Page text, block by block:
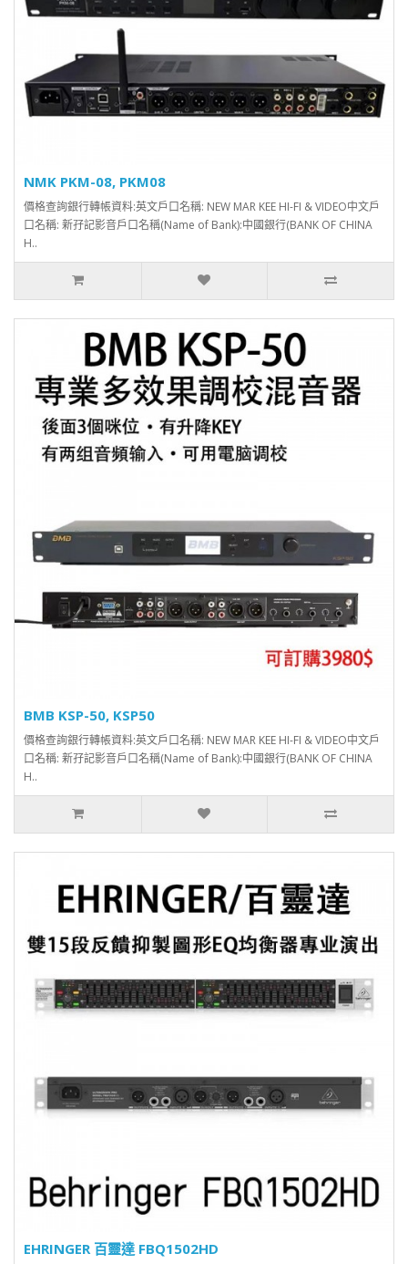
NMK PKM-08, PKM08
價格查詢銀行轉帳資料:英文戶口名稱: NEW MAR KEE HI-FI & VIDEO中文戶
口名稱: 新孖記影音戶口名稱(Name of Bank):中國銀行(BANK OF CHINA
H..
BMB KSP-50, KSP50
價格查詢銀行轉帳資料:英文戶口名稱: NEW MAR KEE HI-FI & VIDEO中文戶
口名稱: 新孖記影音戶口名稱(Name of Bank):中國銀行(BANK OF CHINA
H..
EHRINGER 百靈達 FBQ1502HD